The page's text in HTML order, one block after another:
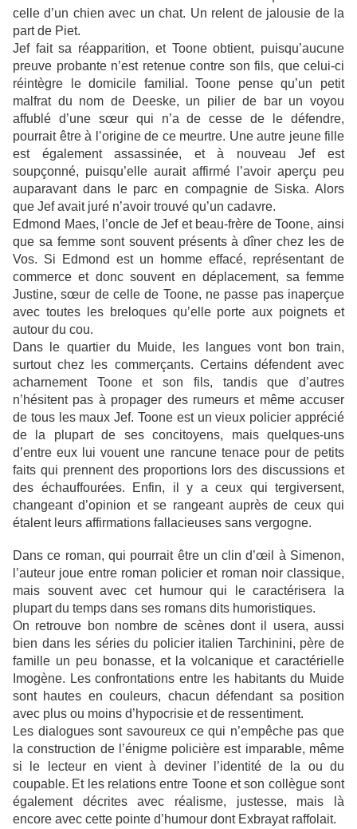
celle d’un chien avec un chat. Un relent de jalousie de la
part de Piet.
Jef fait sa réapparition, et Toone obtient, puisqu’aucune
preuve probante n’est retenue contre son fils, que celui-ci
réintègre le domicile familial. Toone pense qu’un petit
malfrat du nom de Deeske, un pilier de bar un voyou
affublé d’une sœur qui n’a de cesse de le défendre,
pourrait être à l’origine de ce meurtre. Une autre jeune fille
est également assassinée, et à nouveau Jef est
soupçonné, puisqu’elle aurait affirmé l’avoir aperçu peu
auparavant dans le parc en compagnie de Siska. Alors
que Jef avait juré n’avoir trouvé qu’un cadavre.
Edmond Maes, l’oncle de Jef et beau-frère de Toone, ainsi
que sa femme sont souvent présents à dîner chez les de
Vos. Si Edmond est un homme effacé, représentant de
commerce et donc souvent en déplacement, sa femme
Justine, sœur de celle de Toone, ne passe pas inaperçue
avec toutes les breloques qu’elle porte aux poignets et
autour du cou.
Dans le quartier du Muide, les langues vont bon train,
surtout chez les commerçants. Certains défendent avec
acharnement Toone et son fils, tandis que d’autres
n’hésitent pas à propager des rumeurs et même accuser
de tous les maux Jef. Toone est un vieux policier apprécié
de la plupart de ses concitoyens, mais quelques-uns
d’entre eux lui vouent une rancune tenace pour de petits
faits qui prennent des proportions lors des discussions et
des échauffourées. Enfin, il y a ceux qui tergiversent,
changeant d’opinion et se rangeant auprès de ceux qui
étalent leurs affirmations fallacieuses sans vergogne.
Dans ce roman, qui pourrait être un clin d’œil à Simenon,
l’auteur joue entre roman policier et roman noir classique,
mais souvent avec cet humour qui le caractérisera la
plupart du temps dans ses romans dits humoristiques.
On retrouve bon nombre de scènes dont il usera, aussi
bien dans les séries du policier italien Tarchinini, père de
famille un peu bonasse, et la volcanique et caractérielle
Imogène. Les confrontations entre les habitants du Muide
sont hautes en couleurs, chacun défendant sa position
avec plus ou moins d’hypocrisie et de ressentiment.
Les dialogues sont savoureux ce qui n’empêche pas que
la construction de l’énigme policière est imparable, même
si le lecteur en vient à deviner l’identité de la ou du
coupable. Et les relations entre Toone et son collègue sont
également décrites avec réalisme, justesse, mais là
encore avec cette pointe d’humour dont Exbrayat raffolait.